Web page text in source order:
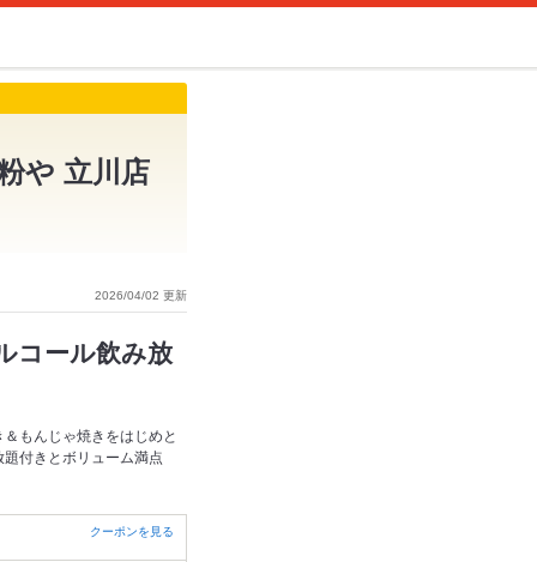
や 立川店
2026/04/02 更新
コール飲み放
もんじゃ焼きをはじめと
付きとボリューム満点
クーポンを見る